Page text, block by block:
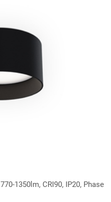
1350lm, CRI90, IP20, Phase